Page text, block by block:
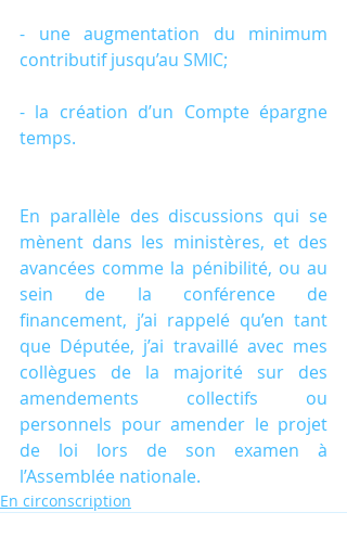
- une augmentation du minimum
contributif jusqu’au SMIC;
- la création d’un Compte épargne
temps.
En parallèle des discussions qui se
mènent dans les ministères, et des
avancées comme la pénibilité, ou au
sein de la conférence de
financement, j’ai rappelé qu’en tant
que Députée, j’ai travaillé avec mes
collègues de la majorité sur des
amendements collectifs ou
personnels pour amender le projet
de loi lors de son examen à
l’Assemblée nationale.
En circonscription